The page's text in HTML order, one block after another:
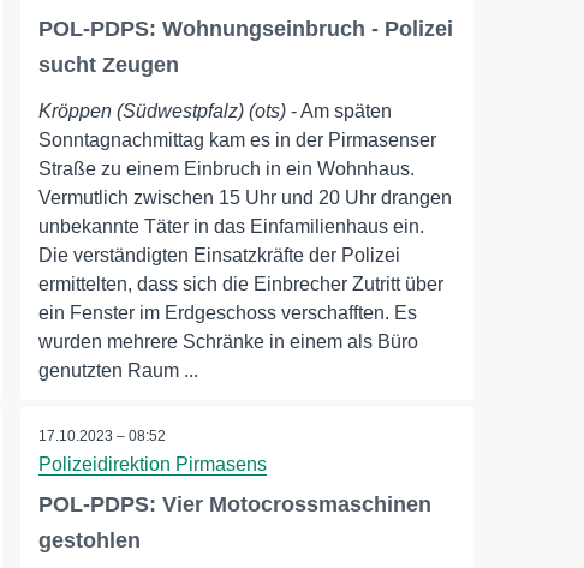
POL-PDPS: Wohnungseinbruch - Polizei
sucht Zeugen
Kröppen (Südwestpfalz) (ots) - Am späten
Sonntagnachmittag kam es in der Pirmasenser
Straße zu einem Einbruch in ein Wohnhaus.
Vermutlich zwischen 15 Uhr und 20 Uhr drangen
unbekannte Täter in das Einfamilienhaus ein.
Die verständigten Einsatzkräfte der Polizei
ermittelten, dass sich die Einbrecher Zutritt über
ein Fenster im Erdgeschoss verschafften. Es
wurden mehrere Schränke in einem als Büro
genutzten Raum ...
17.10.2023 – 08:52
Polizeidirektion Pirmasens
POL-PDPS: Vier Motocrossmaschinen
gestohlen